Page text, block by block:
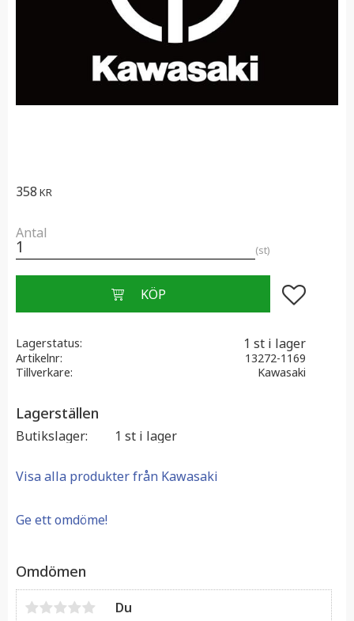
358 KR
Antal
st
Lägg till i
Lagerstatus 1 st i lager
Artikelnr
13272-1169
Tillverkare
Kawasaki
Lagerställen
Butikslager 1 st i lager
Visa alla produkter från Kawasaki
Ge ett omdöme!
Omdömen
Du